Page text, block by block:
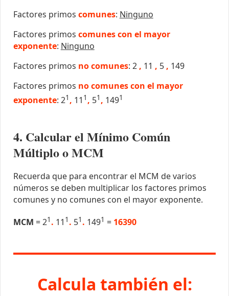
Factores primos comunes: Ninguno
Factores primos comunes con el mayor
exponente: Ninguno
Factores primos no comunes: 2 , 11 , 5 , 149
Factores primos no comunes con el mayor
exponente: 21 , 11 1 , 51 , 1491
4. Calcular el Mínimo Común
Múltiplo o MCM
Recuerda que para encontrar el MCM de varios
números se deben multiplicar los factores primos
comunes y no comunes con el mayor exponente.
MCM = 21 . 11 1 . 51 . 1491 = 16390
Calcula también el: